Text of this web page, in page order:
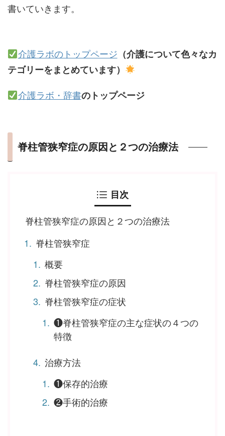
書いていきます。
介護ラボのトップページ （介護について色々なカ
テゴリーをまとめています）
介護ラボ・辞書のトップページ
脊柱管狭窄症の原因と２つの治療法
目次
脊柱管狭窄症の原因と２つの治療法
脊柱管狭窄症
概要
脊柱管狭窄症の原因
脊柱管狭窄症の症状
❶脊柱管狭窄症の主な症状の４つの
特徴
治療方法
❶保存的治療
❷手術的治療